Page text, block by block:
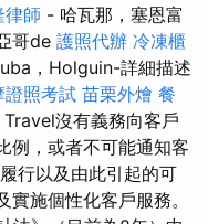
律師 - 哈瓦那，塞恩富
哥de 護照代辦 冷凍櫃
，Holguin-詳細描述
證照考試 苗栗外燴 餐
Travel沒有義務向客戶
例，或者不可能通知客
行以及由此引起的可
施個性化客戶服務。